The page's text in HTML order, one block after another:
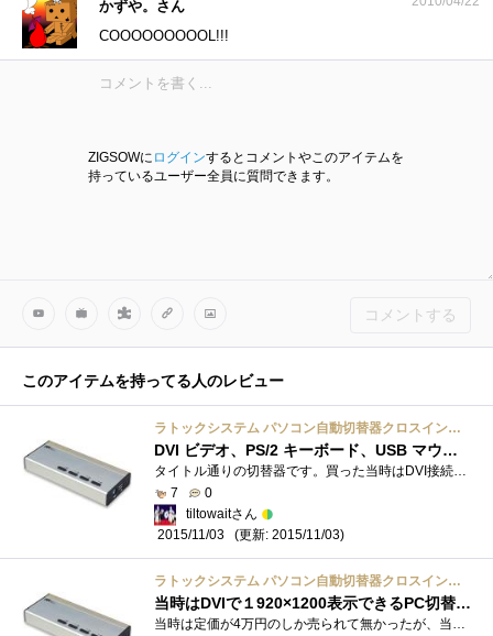
かずや。さん
COOOOOOOOOL!!!
ZIGSOWに ログインするとコメントやこのアイテムを
持っているユーザー全員に質問できます。
コメントする
このアイテムを持ってる人のレビュー
ラトックシステム パソコン自動切替器クロスインターフェイス接続DVI/Auido対応(PC4台用) REX-430XDA
DVI ビデオ、PS/2 キーボード、USB マウスの 4 台 KVM 切替器
タイトル通りの切替器です。買った当時はDVI接続の4台切替器は少なかった記憶があります。選択せずにPCを立ち上げても正しくビデオの解像度が�...
7
0
tiltowaitさん
2015/11/03
(更新: 2015/11/03)
ラトックシステム パソコン自動切替器クロスインターフェイス接続DVI/Auido対応(PC4台用) REX-430XDA
当時はDVIで１920×1200表示できるPC切替器は高かったんだよね
当時は定価が4万円のしか売られて無かったが、当機が出て思わず買ってしまった。DVIで1920×1200表示可能の切替器4台のPCを1組のUSBマウス・PS/2キー�...